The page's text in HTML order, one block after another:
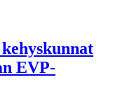
EVP-